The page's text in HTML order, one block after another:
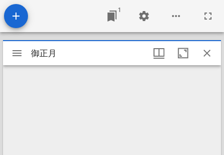
1
Mirador
viewer
御正月
御正月